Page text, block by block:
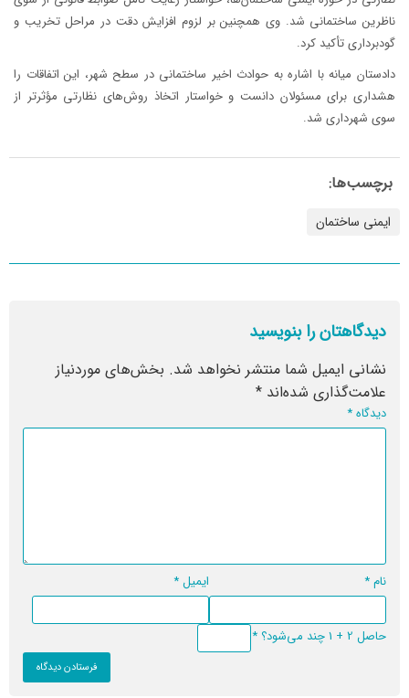
ناظرین ساختمانی شد. وی همچنین بر لزوم افزایش دقت در مراحل تخریب و
گودبرداری تأکید کرد.
دادستان میانه با اشاره به حوادث اخیر ساختمانی در سطح شهر، این اتفاقات را
هشداری برای مسئولان دانست و خواستار اتخاذ روش‌های نظارتی مؤثرتر از
سوی شهرداری شد.
برچسب‌ها:
ایمنی ساختمان‌
دیدگاهتان را بنویسید
نشانی ایمیل شما منتشر نخواهد شد. بخش‌های موردنیاز
علامت‌گذاری شده‌اند *
دیدگاه*
نام* ایمیل*
حاصل 2 + 1 چند می‌شود؟ *